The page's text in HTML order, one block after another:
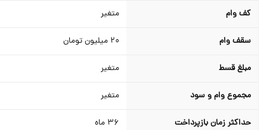
کف وام متغیر
سقف وام میلیون تومان
مبلغ قسط متغیر
مجموع وام و سود متغیر
حداکثر زمان بازپرداخت ماه